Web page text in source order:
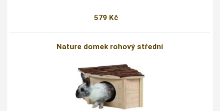
579 Kč
Nature domek rohový střední